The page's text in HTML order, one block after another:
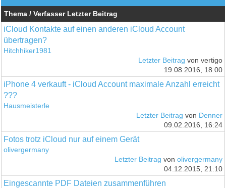
Thema / Verfasser Letzter Beitrag
iCloud Kontakte auf einen anderen iCloud Account
übertragen?
Hitchhiker1981
Letzter Beitrag von vertigo
19.08.2016, 18:00
iPhone 4 verkauft - iCloud Account maximale Anzahl erreicht
???
Hausmeisterle
Letzter Beitrag von Denner
09.02.2016, 16:24
Fotos trotz iCloud nur auf einem Gerät
olivergermany
Letzter Beitrag von olivergermany
04.12.2015, 21:10
Eingescannte PDF Dateien zusammenführen